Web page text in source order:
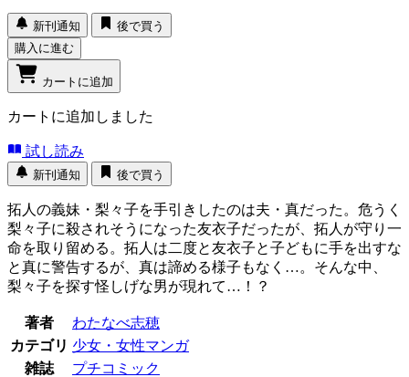
新刊通知
後で買う
購入に進む
カートに追加
カートに追加しました
試し読み
新刊通知 後で買う
拓人の義妹・梨々子を手引きしたのは夫・真だった。危うく
梨々子に殺されそうになった友衣子だったが、拓人が守り一
命を取り留める。拓人は二度と友衣子と子どもに手を出すな
と真に警告するが、真は諦める様子もなく…。そんな中、
梨々子を探す怪しげな男が現れて…！？
著者
わたなべ志穂
カテゴリ 少女・女性マンガ
雑誌
プチコミック